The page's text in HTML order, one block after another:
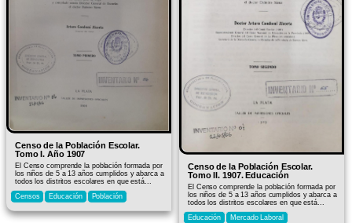
Censo de la Población Escolar.
Tomo I. Año 1907
El Censo comprende la población formada por
los niños de 5 a 13 años cumplidos y abarca a
todos los distritos escolares en que está...
Censos
Educación Población
Censo de la Población Escolar.
Tomo II. 1907. Educación
El Censo comprende la población formada por
los niños de 5 a 13 años cumplidos y abarca a
todos los distritos escolares en que está...
Educación
Mercado Laboral